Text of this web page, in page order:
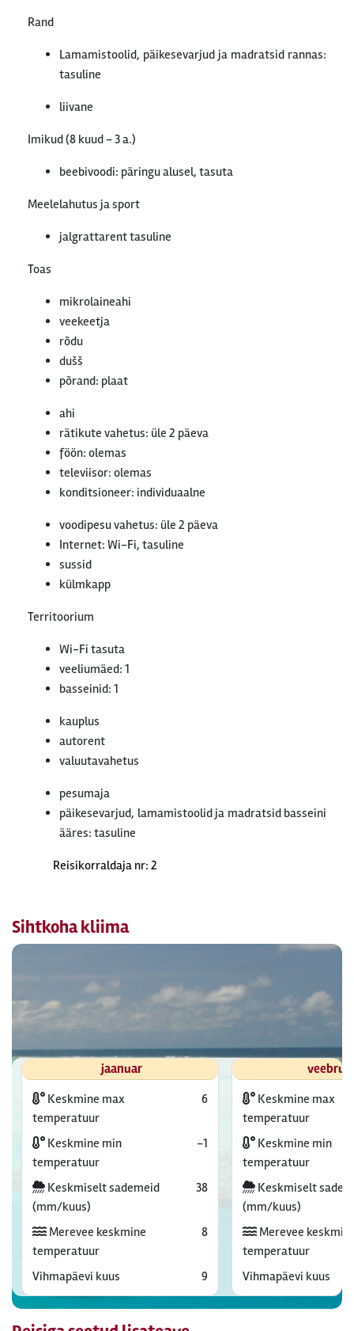
Rand
Lamamistoolid, päikesevarjud ja madratsid rannas:
tasuline
liivane
Imikud (8 kuud - 3 a.)
beebivoodi: päringu alusel, tasuta
Meelelahutus ja sport
jalgrattarent tasuline
Toas
mikrolaineahi
veekeetja
rõdu
dušš
põrand: plaat
ahi
rätikute vahetus: üle 2 päeva
föön: olemas
televiisor: olemas
konditsioneer: individuaalne
voodipesu vahetus: üle 2 päeva
Internet: Wi-Fi, tasuline
sussid
külmkapp
Territoorium
Wi-Fi tasuta
veeliumäed: 1
basseinid: 1
kauplus
autorent
valuutavahetus
pesumaja
päikesevarjud, lamamistoolid ja madratsid basseini
ääres: tasuline
Reisikorraldaja nr: 2
Sihtkoha kliima
jaanuar
Keskmine max
temperatuur
6
Keskmine min
temperatuur
-1
Keskmiselt sademeid
(mm/kuus)
38
Merevee keskmine
temperatuur
8
Vihmapäevi kuus 9
Keskmine max
temperatuur
Keskmine min
temperatuur
Keskmiselt
(mm/kuus)
Merevee
temperatuur
Vihmapäevi kuus